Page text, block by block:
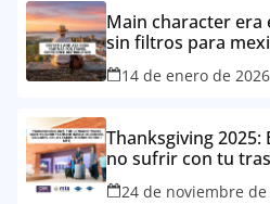
Main character era
sin filtros para
14 de enero de 2026
Thanksgiving
no sufrir con tu
Vallarta o Los
24 de noviembre de